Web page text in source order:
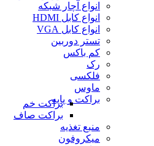
انواع آچار شبکه
انواع کابل HDMI
انواع کابل VGA
تستر دوربین
کم باکس
رک
فلکسی
ماوس
براکت و پایهبراکت خم
براکت صاف
منبع تغذیه
میکروفون